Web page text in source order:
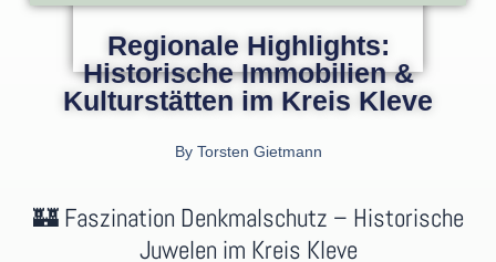
Regionale Highlights:
Historische Immobilien &
Kulturstätten im Kreis Kleve
ByTorsten Gietmann
🏰 Faszination Denkmalschutz – Historische
Juwelen im Kreis Kleve